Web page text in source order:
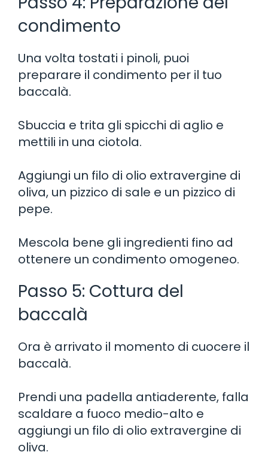
condimento
Una volta tostati i pinoli, puoi
preparare il condimento per il tuo
baccalà.
Sbuccia e trita gli spicchi di aglio e
mettili in una ciotola.
Aggiungi un filo di olio extravergine di
oliva, un pizzico di sale e un pizzico di
pepe.
Mescola bene gli ingredienti fino ad
ottenere un condimento omogeneo.
Passo 5: Cottura del
baccalà
Ora è arrivato il momento di cuocere il
baccalà.
Prendi una padella antiaderente, falla
scaldare a fuoco medio-alto e
aggiungi un filo di olio extravergine di
oliva.